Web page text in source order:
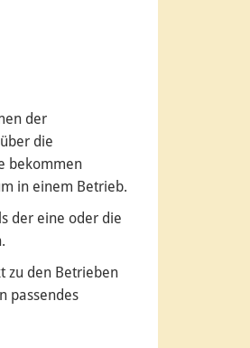
der
die
bekommen
in einem Betrieb.
der eine oder die
zu den Betrieben
passendes